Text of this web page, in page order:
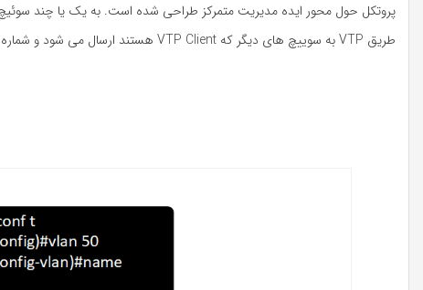
طریق VTP به سوییچ های دیگر که VTP Client هستند ارسال می شود و شماره ویرایش آن ارتقا می یابد.